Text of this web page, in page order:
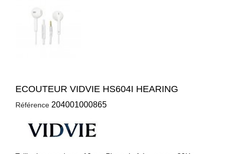
ECOUTEUR VIDVIE HS604I HEARING
Référence 204001000865